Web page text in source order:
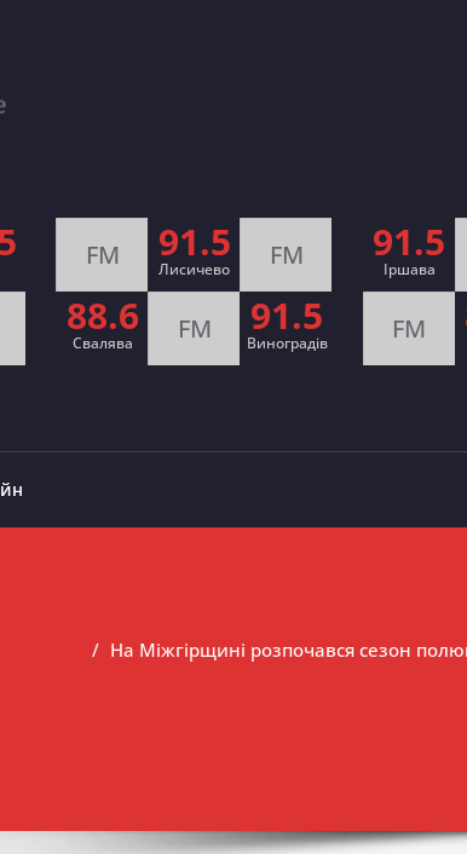
FM 91.5
Лисичево FM
88.6
Свалява FM 91.5
Виноградів
91.5
Іршава
FM
На Міжгірщині розпочався сезон